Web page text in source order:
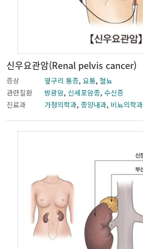
신우요관암(Renal pelvis cancer)
증상 옆구리 통증,요통,혈뇨
관련질환
방광암, 신세포암종,수신증
진료과
가정의학과,종양내과, 비뇨의학과